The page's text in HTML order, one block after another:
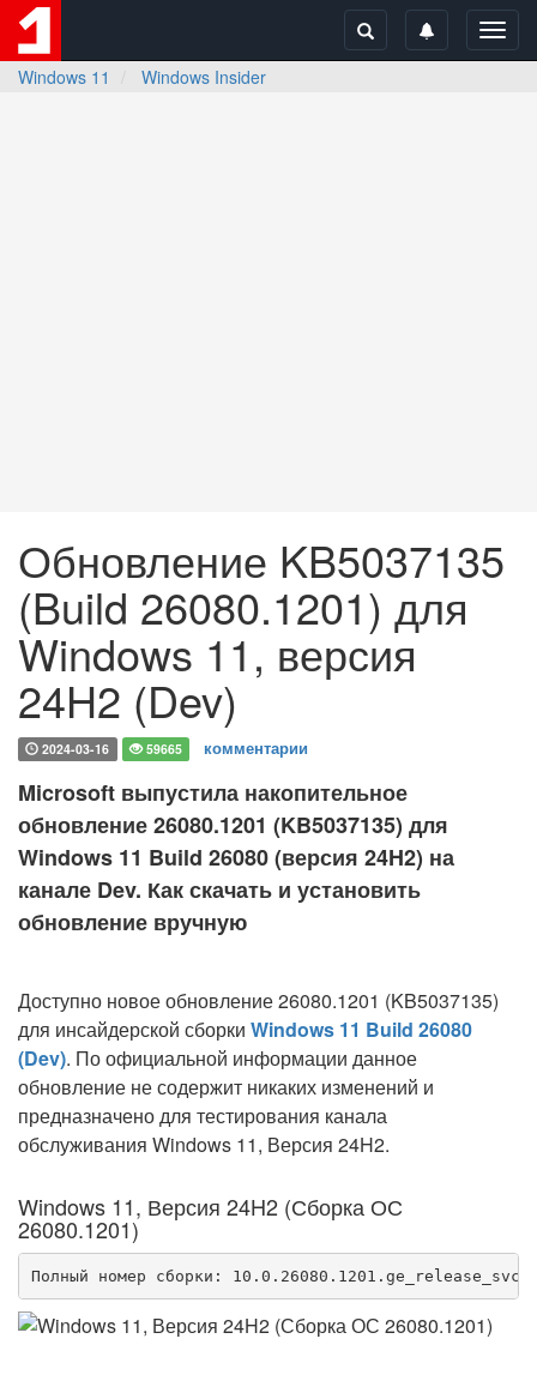
Windows 11
Windows Insider
Обновление KB5037135
(Build 26080.1201) для
Windows 11, версия
24H2 (Dev)
2024-03-16 59665 комментарии
Microsoft выпустила накопительное
обновление 26080.1201 (KB5037135) для
Windows 11 Build 26080 (версия 24H2) на
канале Dev. Как скачать и установить
обновление вручную
Доступно новое обновление 26080.1201 (KB5037135)
для инсайдерской сборки Windows 11 Build 26080
(Dev). По официальной информации данное
обновление не содержит никаких изменений и
предназначено для тестирования канала
обслуживания Windows 11, Версия 24H2.
Windows 11, Версия 24H2 (Сборка ОС
26080.1201)
Полный номер сборки: